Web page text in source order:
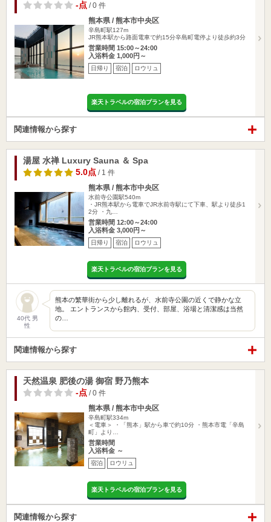
-点 / 0 件
熊本県 / 熊本市中央区
辛島町駅127m
JR熊本駅から路面電車で約15分辛島町電停より徒歩約3分
営業時間 15:00～24:00
入浴料金 1,000円～
日帰り 宿泊 ロウリュ
楽天トラベルの宿泊プランを見る
関連情報から探す
湯屋 水禅 Luxury Sauna ＆ Spa
5.0点 / 1 件
熊本県 / 熊本市中央区
水前寺公園駅540m
・JR熊本駅から電車でJR水前寺駅にて下車、駅より徒歩1
2分 ・九…
営業時間 12:00～24:00
入浴料金 3,000円～
日帰り 宿泊 ロウリュ
楽天トラベルの宿泊プランを見る
40代 男
性
熊本の繁華街から少し離れるが、水前寺公園の近くで静かな立
地。 エントランスから館内、受付、部屋、浴場と清潔感は当然
の…
関連情報から探す
天然温泉 肥後の湯 御宿 野乃熊本
-点 / 0 件
熊本県 / 熊本市中央区
辛島町駅334m
＜電車＞ ・「熊本」駅から車で約10分 ・熊本市電「辛島
町」より…
営業時間
入浴料金 ～
宿泊 ロウリュ
楽天トラベルの宿泊プランを見る
関連情報から探す